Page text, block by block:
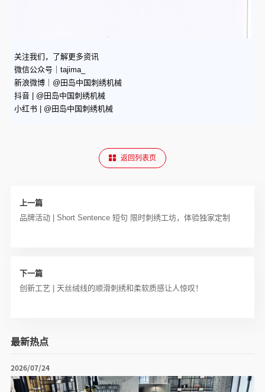
关注我们，了解更多资讯
微信公众号｜tajima_
新浪微博｜@田岛中国刺绣机械
抖音 | @田岛中国刺绣机械
小红书 | @田岛中国刺绣机械
返回列表页
上一篇
品牌活动 | Short Sentence 短句 限时刺绣工坊，体验独家定制
下一篇
创新工艺 | 天丝绒线的顺滑刺绣和柔软质感让人惊叹！
最新热点
2026/07/24